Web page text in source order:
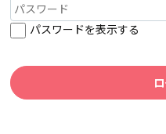
パスワードを表示する